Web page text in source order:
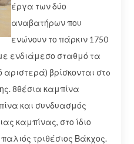
έργα των δύο
αναβατήρων που
ενώνουν το πάρκιν 1750
ενδιάμεσο σταθμό τα
βρίσκονται στo
8θέσια καμπίνα
και συνδυασμός
καμπίνας, στο ίδιο
τριθέσιος Βάκχος.